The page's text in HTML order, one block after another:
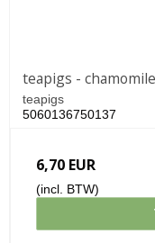
teapigs -
teapigs
5060136750137
6,70 EUR
(incl. BTW)